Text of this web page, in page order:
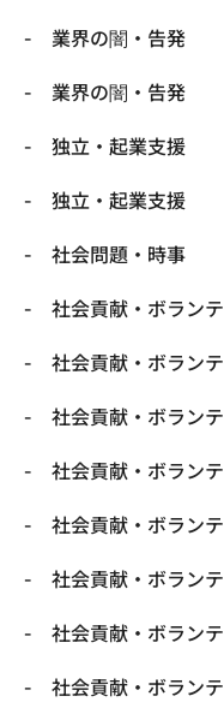
業界の闇・告発
業界の闇・告発
独立・起業支援
独立・起業支援
社会問題・時事
社会貢献・ボラン
社会貢献・ボラン
社会貢献・ボラン
社会貢献・ボラン
社会貢献・ボラン
社会貢献・ボラン
社会貢献・ボラン
社会貢献・ボラン